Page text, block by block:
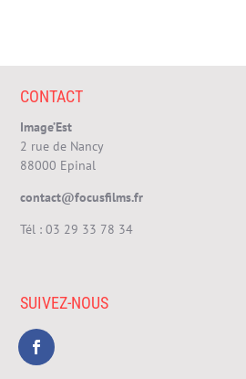
CONTACT
Image’Est
2 rue de Nancy
88000 Epinal
contact@focusfilms.fr
Tél :03 29 33 78 34
SUIVEZ-NOUS